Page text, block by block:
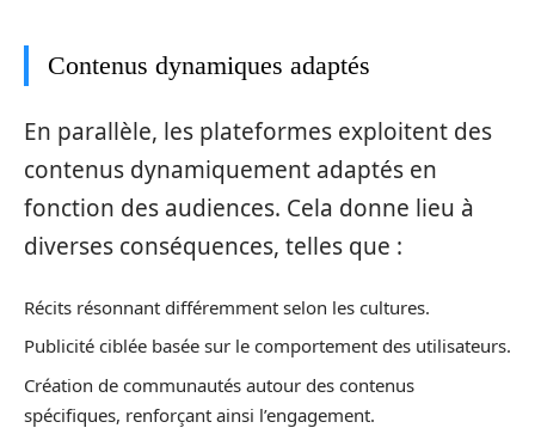
Contenus dynamiques adaptés
En parallèle, les plateformes exploitent des
contenus dynamiquement adaptés en
fonction des audiences. Cela donne lieu à
diverses conséquences, telles que :
Récits résonnant différemment selon les cultures.
Publicité ciblée basée sur le comportement des utilisateurs.
Création de communautés autour des contenus
spécifiques, renforçant ainsi l’engagement.